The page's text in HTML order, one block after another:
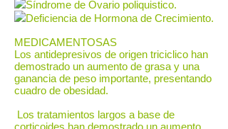
Síndrome de Ovario poliquistico.
Deficiencia de Hormona de Crecimiento.
MEDICAMENTOSAS
Los antidepresivos de origen triciclico han
demostrado un aumento de grasa y una
ganancia de peso importante, presentando
cuadro de obesidad.
Los tratamientos largos a base de
corticoides han demostrado un aumento